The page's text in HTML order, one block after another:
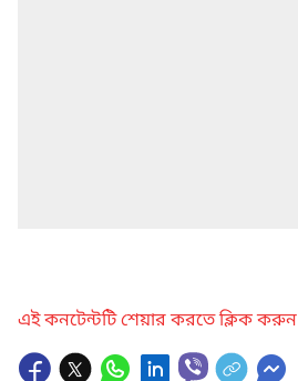
এই কনটেন্টটি শেয়ার করতে ক্লিক করুন